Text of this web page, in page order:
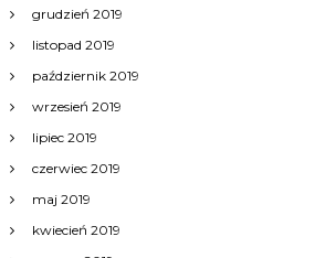
grudzień 2019
listopad 2019
październik 2019
wrzesień 2019
lipiec 2019
czerwiec 2019
maj 2019
kwiecień 2019